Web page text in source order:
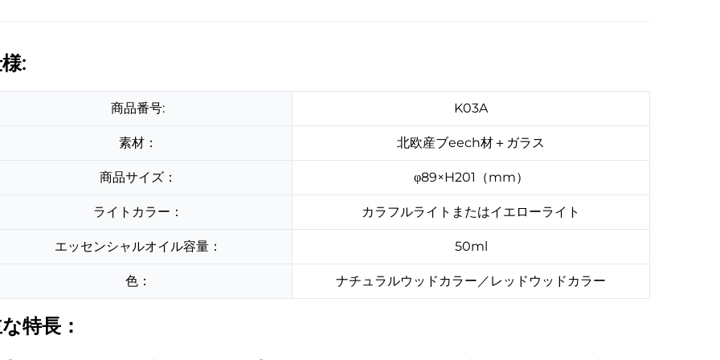
:
商品番号: K03A
素材： 北欧産ブeech材＋ガラス
商品サイズ： φ89×H201（mm）
ライトカラー： カラフルライトまたはイエローライト
エッセンシャルオイル容量： 50ml
色： ナチュラルウッドカラー／レッドウッドカラー
特長：